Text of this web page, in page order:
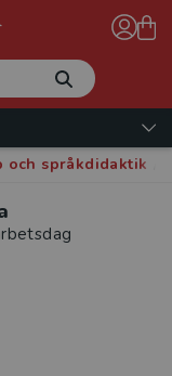
och språkdidaktik